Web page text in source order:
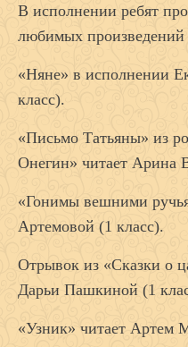
В исполнении ребят
любимых произведений
«Няне» в исполнении
класс).
«Письмо Татьяны» из
Онегин» читает Арина
«Гонимы вешними
Артемовой (1 класс).
Отрывок из «Сказки о
Дарьи Пашкиной (1
«Узник» читает Артем